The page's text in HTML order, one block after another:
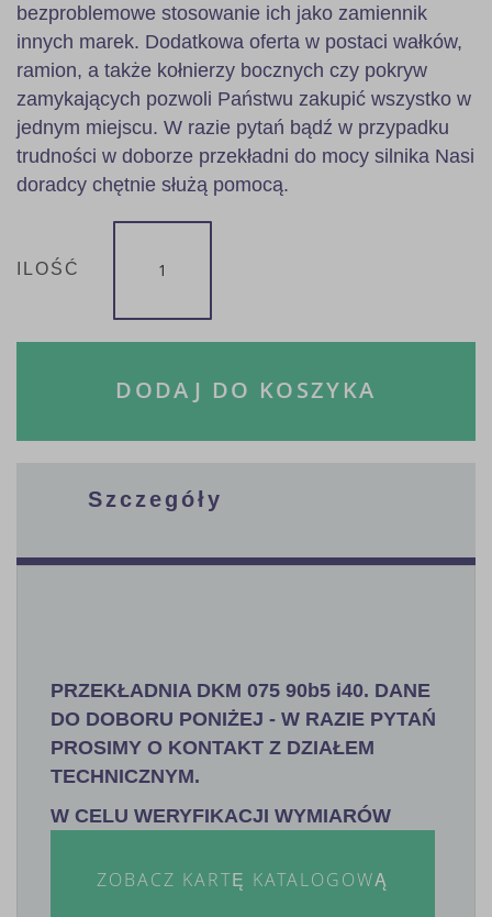
bezproblemowe stosowanie ich jako zamiennik
innych marek. Dodatkowa oferta w postaci wałków,
ramion, a także kołnierzy bocznych czy pokryw
zamykających pozwoli Państwu zakupić wszystko w
jednym miejscu. W razie pytań bądź w przypadku
trudności w doborze przekładni do mocy silnika Nasi
doradcy chętnie służą pomocą.
ILOŚĆ
DODAJ DO KOSZYKA
Szczegóły
PRZEKŁADNIA DKM 075 90b5 i40. DANE
DO DOBORU PONIŻEJ - W RAZIE PYTAŃ
PROSIMY O KONTAKT Z DZIAŁEM
TECHNICZNYM.
W CELU WERYFIKACJI WYMIARÓW
ZOBACZ KARTĘ KATALOGOWĄ